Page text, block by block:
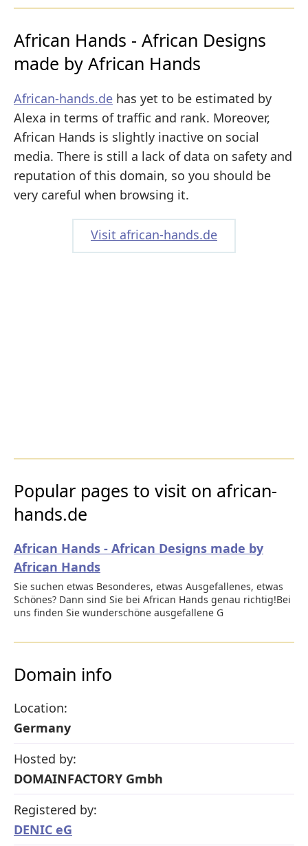
African Hands - African Designs
made by African Hands
African-hands.de has yet to be estimated by
Alexa in terms of traffic and rank. Moreover,
African Hands is slightly inactive on social
media. There is still a lack of data on safety and
reputation of this domain, so you should be
very careful when browsing it.
Visit african-hands.de
Popular pages to visit on african-
hands.de
African Hands - African Designs made by
African Hands
Sie suchen etwas Besonderes, etwas Ausgefallenes, etwas
Schönes? Dann sind Sie bei African Hands genau richtig!Bei
uns finden Sie wunderschöne ausgefallene G
Domain info
Location:
Germany
Hosted by:
DOMAINFACTORY Gmbh
Registered by:
DENIC eG